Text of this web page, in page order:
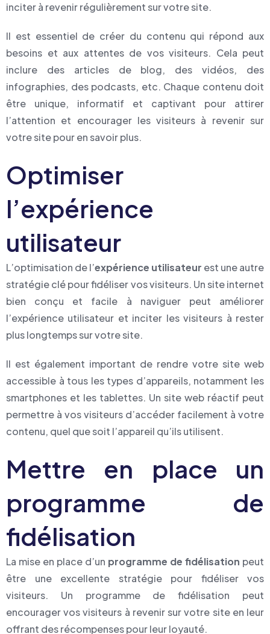
inciter à revenir régulièrement sur votre site.
Il est essentiel de créer du contenu qui répond aux
besoins et aux attentes de vos visiteurs. Cela peut
inclure des articles de blog, des vidéos, des
infographies, des podcasts, etc. Chaque contenu doit
être unique, informatif et captivant pour attirer
l’attention et encourager les visiteurs à revenir sur
votre site pour en savoir plus.
Optimiser
l’expérience
utilisateur
L’optimisation de l’expérience utilisateur est une autre
stratégie clé pour fidéliser vos visiteurs. Un site internet
bien conçu et facile à naviguer peut améliorer
l’expérience utilisateur et inciter les visiteurs à rester
plus longtemps sur votre site.
Il est également important de rendre votre site web
accessible à tous les types d’appareils, notamment les
smartphones et les tablettes. Un site web réactif peut
permettre à vos visiteurs d’accéder facilement à votre
contenu, quel que soit l’appareil qu’ils utilisent.
Mettre en place un
programme de
fidélisation
La mise en place d’un programme de fidélisation peut
être une excellente stratégie pour fidéliser vos
visiteurs. Un programme de fidélisation peut
encourager vos visiteurs à revenir sur votre site en leur
offrant des récompenses pour leur loyauté.